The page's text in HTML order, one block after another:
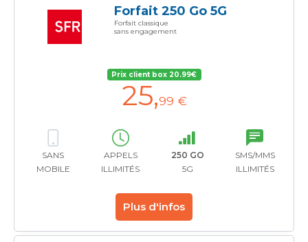
Forfait 250 Go 5G
Forfait classique
sans engagement
Prix client box 20.99€
25,99 €
SANS
MOBILE
APPELS
ILLIMITÉS
250 GO
5G
SMS/MMS
ILLIMITÉS
Plus d'infos